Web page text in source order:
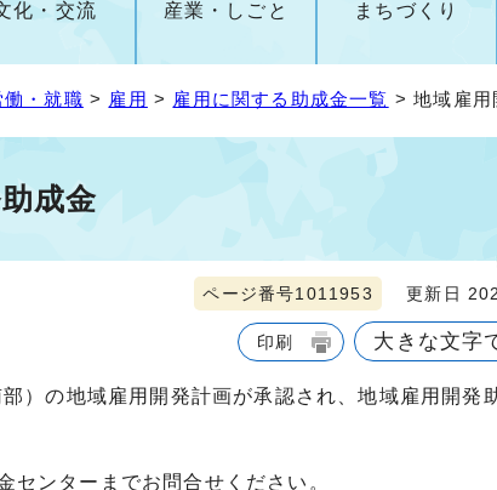
化・交流 産業・しごと まちづくり
働・就職 > 雇用 > 雇用に関する助成金一覧 > 地域雇用
成金
ページ番号1011953 更新日
印刷 大きな文字
）の地域雇用開発計画が承認され、地域雇用開発
ンターまでお問合せください。